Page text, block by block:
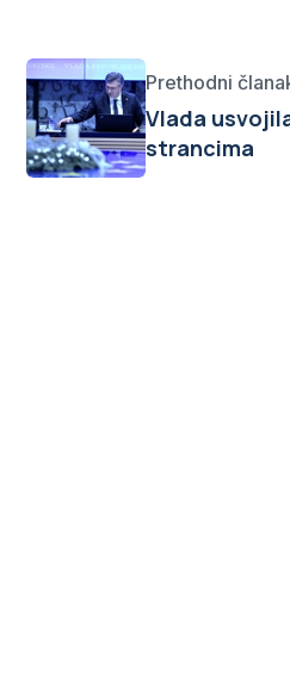
Prethodni
Vlada
strancima